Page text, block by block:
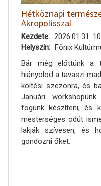
Hétköznapi
Akropolisszal
Kezdete
2026.01.31.
Helyszín
Főnix
Bár még előttünk a
hiányolod a tavaszi
költési szezonra, és
Januári
fogunk készíteni, és
mesterséges odút
lakják szívesen, és
gondozni őket.